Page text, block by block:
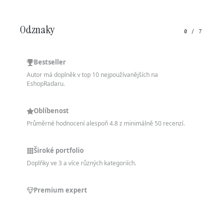
Odznaky 0 / 7
Bestseller
Autor má doplněk v top 10 nejpoužívanějších na
EshopRadaru.
Oblíbenost
Průměrné hodnocení alespoň 4.8 z minimálně 50 recenzí.
Široké portfolio
Doplňky ve 3 a více různých kategoriích.
Premium expert